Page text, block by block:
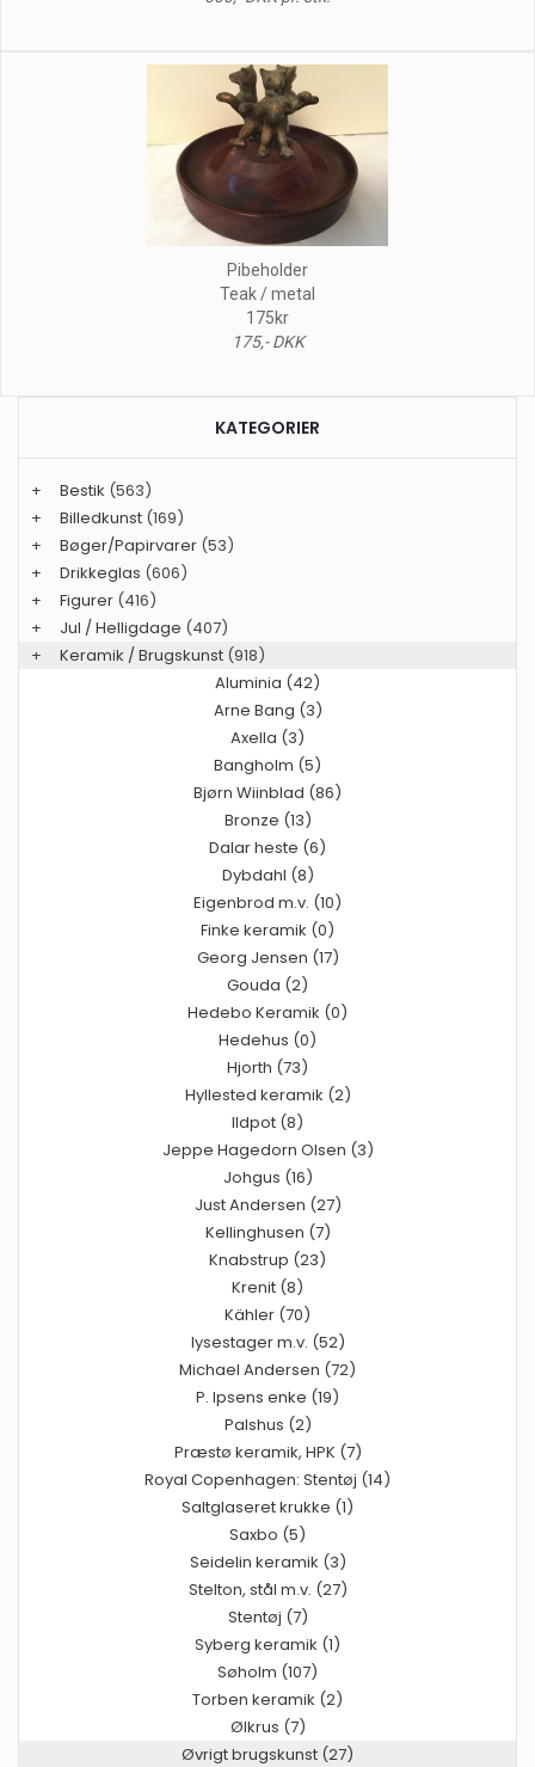
Pibeholder
Teak / metal
175kr
175,- DKK
KATEGORIER
+ Bestik (563)
+
Billedkunst (169)
+
Bøger/Papirvarer (53)
+
Drikkeglas (606)
+
Figurer (416)
+
Jul / Helligdage (407)
+
Keramik / Brugskunst (918)
Aluminia (42)
Arne Bang (3)
Axella (3)
Bangholm (5)
Bjørn Wiinblad (86)
Bronze (13)
Dalar heste (6)
Dybdahl (8)
Eigenbrod m.v. (10)
Finke keramik (0)
Georg Jensen (17)
Gouda (2)
Hedebo Keramik (0)
Hedehus (0)
Hjorth (73)
Hyllested keramik (2)
Ildpot (8)
Jeppe Hagedorn Olsen (3)
Johgus (16)
Just Andersen (27)
Kellinghusen (7)
Knabstrup (23)
Krenit (8)
Kähler (70)
lysestager m.v. (52)
Michael Andersen (72)
P. Ipsens enke (19)
Palshus (2)
Præstø keramik, HPK (7)
Royal Copenhagen: Stentøj (14)
Saltglaseret krukke (1)
Saxbo (5)
Seidelin keramik (3)
Stelton, stål m.v. (27)
Stentøj (7)
Syberg keramik (1)
Søholm (107)
Torben keramik (2)
Ølkrus (7)
Øvrigt brugskunst (27)